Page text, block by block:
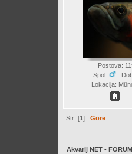
Postova:
Spol:
Lokacija:
Str: [1]Gore
Akvarij NET - FORUM